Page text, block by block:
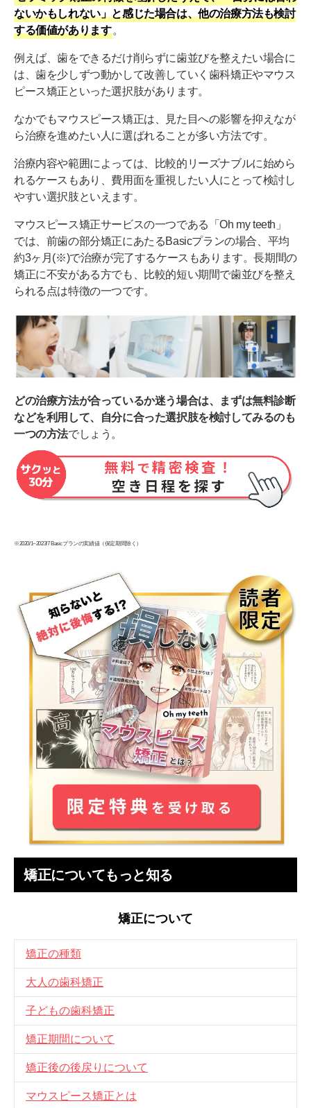
ないかもしれない」と感じた場合は、他の治療方法も検討
する価値があります 。
例えば、歯をできるだけ削らずに歯並びを整えたい場合に
は、歯を少しずつ動かして改善していく歯科矯正やマウス
ピース矯正といった選択肢があります。
なかでもマウスピース矯正は、見た目への影響を抑えなが
ら治療を進めたい人に選ばれることが多い方法です。
治療内容や範囲によっては、比較的リーズナブルに始めら
れるケースもあり、費用面を重視したい人にとって検討し
やすい選択肢といえます。
マウスピース矯正サービスの一つである「Oh my teeth」
では、前歯の部分矯正にあたるBasicプランの場合、平均
約3ヶ月(※)で治療が完了するケースもあります。長期間の
矯正に不安がある方でも、比較的短い期間で歯並びを整え
られる点は特徴の一つです。
どの治療方法が合っているか迷う場合は、まずは無料診断
などを利用して、自分に合った選択肢を検討してみるのも
一つの方法でしょう。
※2020/1~2023/7 Basicプランの実績値（保定期間除く）
矯正についてもっと知る
矯正について
矯正の種類
大人の歯科矯正
子どもの歯科矯正
矯正期間について
矯正後の後戻りについて
マウスピース矯正とは